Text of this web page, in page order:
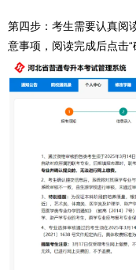
第四步：考生需要认真阅
意事项，阅读完成后点击“